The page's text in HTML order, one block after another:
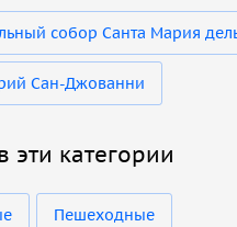
собор Санта Мария
Сан-Джованни
эти категории
Пешеходные